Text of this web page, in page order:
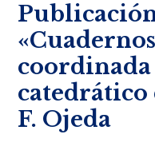
catedrático
F. Ojeda